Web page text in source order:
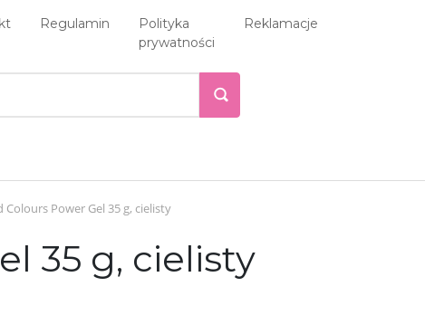
Regulamin
Polityka
prywatności
Reklamacje
Colours Power Gel 35 g, cielisty
35 g, cielisty